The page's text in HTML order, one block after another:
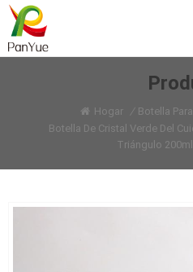
Hogar / Botella
Botella De Cristal Verde Del
Triángulo